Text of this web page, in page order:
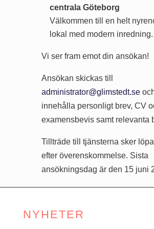
centrala Göteborg
Välkommen till en helt
lokal med modern inredning.
Vi ser fram emot din ansökan!
Ansökan skickas till
administrator@glimstedt.se
innehålla personligt brev, CV
examensbevis samt relevanta
Tillträde till tjänsterna sker
efter överenskommelse. Sista
ansökningsdag är den 15 juni
NYHETER